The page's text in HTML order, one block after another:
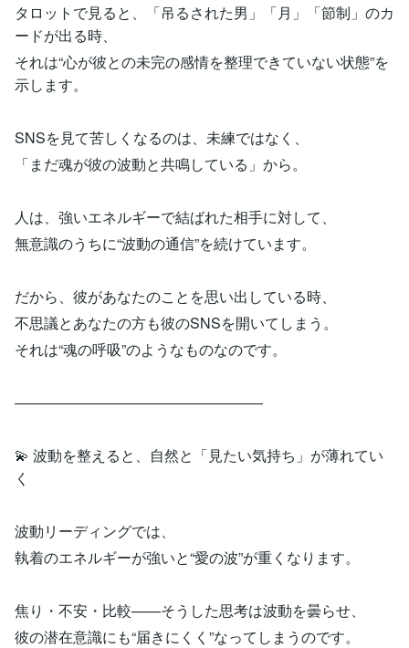
タロットで見ると、「吊るされた男」「月」「節制」のカ
ードが出る時、
それは“心が彼との未完の感情を整理できていない状態”を
示します。
SNSを見て苦しくなるのは、未練ではなく、
「まだ魂が彼の波動と共鳴している」から。
人は、強いエネルギーで結ばれた相手に対して、
無意識のうちに“波動の通信”を続けています。
だから、彼があなたのことを思い出している時、
不思議とあなたの方も彼のSNSを開いてしまう。
それは“魂の呼吸”のようなものなのです。
―――――――――――――――――
💫 波動を整えると、自然と「見たい気持ち」が薄れてい
く
波動リーディングでは、
執着のエネルギーが強いと“愛の波”が重くなります。
焦り・不安・比較——そうした思考は波動を曇らせ、
彼の潜在意識にも“届きにくく”なってしまうのです。